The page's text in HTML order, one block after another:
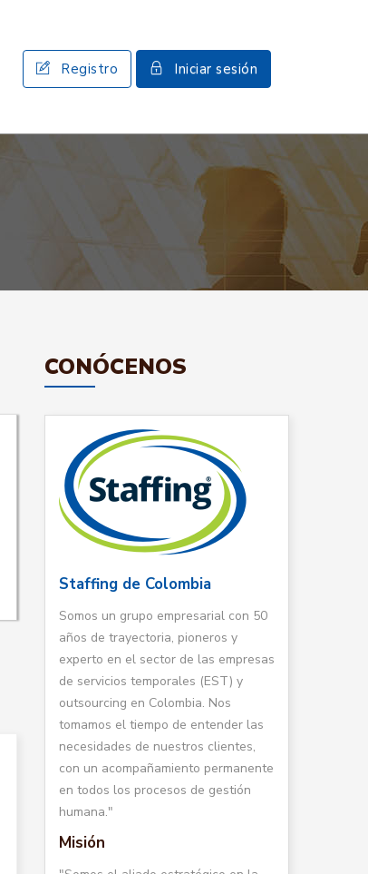
Registro Iniciar sesión
CONÓCENOS
Staffing de Colombia
Somos un grupo empresarial con 50
años de trayectoria, pioneros y
experto en el sector de las empresas
de servicios temporales (EST) y
outsourcing en Colombia. Nos
tomamos el tiempo de entender las
necesidades de nuestros clientes,
con un acompañamiento permanente
en todos los procesos de gestión
humana."
Misión